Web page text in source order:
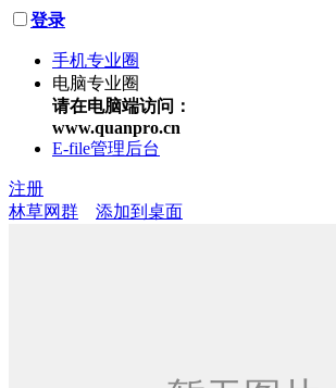
登录
手机专业圈
电脑专业圈
请在电脑端访问：
www.quanpro.cn
E-file管理后台
注册
林草网群
添加到桌面